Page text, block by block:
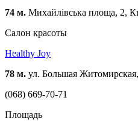
74 м. Михайлівська площа, 2,
Салон красоты
Healthy Joy
78 м. ул. Большая
(068) 669-70-71
Площадь